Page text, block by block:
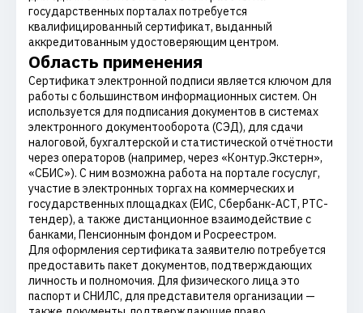
государственных порталах потребуется
квалифицированный сертификат, выданный
аккредитованным удостоверяющим центром.
Область применения
Сертификат электронной подписи является ключом для
работы с большинством информационных систем. Он
используется для подписания документов в системах
электронного документооборота (СЭД), для сдачи
налоговой, бухгалтерской и статистической отчётности
через операторов (например, через «Контур.Экстерн»,
«СБИС»). С ним возможна работа на портале госуслуг,
участие в электронных торгах на коммерческих и
государственных площадках (ЕИС, Сбербанк-АСТ, РТС-
тендер), а также дистанционное взаимодействие с
банками, Пенсионным фондом и Росреестром.
Для оформления сертификата заявителю потребуется
предоставить пакет документов, подтверждающих
личность и полномочия. Для физического лица это
паспорт и СНИЛС, для представителя организации —